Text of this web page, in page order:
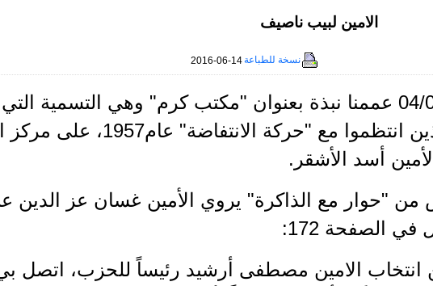
الامين لبيب ناصيف
نسخة للطباعة2016-06-14
كنا بتاريخ 04/02/2016 عممنا نبذة بعنوان "مكتب كرم" وهي التسمية
يطلقها الرفقاء الذين انتظموا مع "حركة
أسد الأشقر.
من "حوار مع الذاكرة" يروي الأمين غسان عز الدين
الصفحة 172:
انتخاب الامين مصطفى أرشيد رئيساً للحزب، اتصل بي